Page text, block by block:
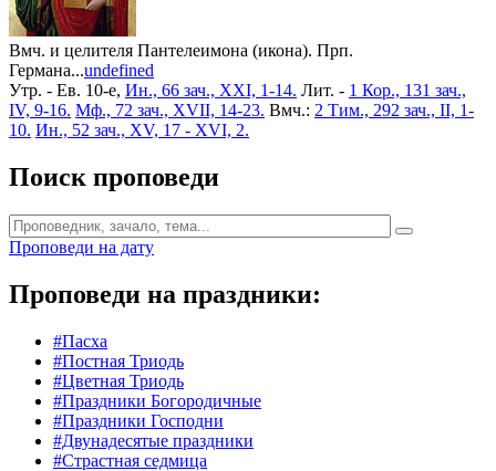
Вмч. и целителя Пантелеимона (икона). Прп.
Германа...undefined
Утр. - Ев. 10-е, Ин., 66 зач., XXI, 1-14. Лит. - 1 Кор., 131 зач.,
IV, 9-16. Мф., 72 зач., XVII, 14-23. Вмч.: 2 Тим., 292 зач., II, 1-
10. Ин., 52 зач., XV, 17 - XVI, 2.
Поиск проповеди
Проповеди на дату
Проповеди на праздники:
#Пасха
#Постная Триодь
#Цветная Триодь
#Праздники Богородичные
#Праздники Господни
#Двунадесятые праздники
#Страстная седмица